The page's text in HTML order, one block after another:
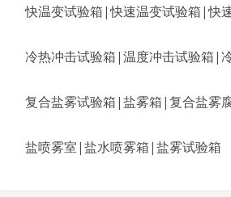
快温变试验箱|快速温变试验箱|快
冷热冲击试验箱|温度冲击试验箱|
复合盐雾试验箱|盐雾箱|复合盐雾
盐喷雾室|盐水喷雾箱|盐雾试验箱